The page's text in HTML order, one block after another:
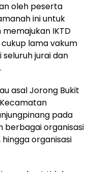
oleh peserta
ini untuk
IKTD
lama vakum
jurai dan
asal Jorong Bukit
pada
berbagai organisasi
organisasi